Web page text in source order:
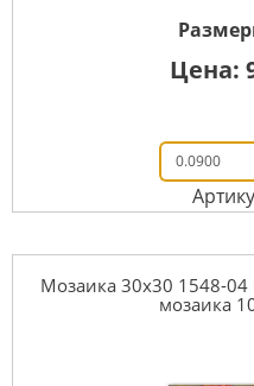
Цена:
Мозаика 30x30 1548-04
мозаика